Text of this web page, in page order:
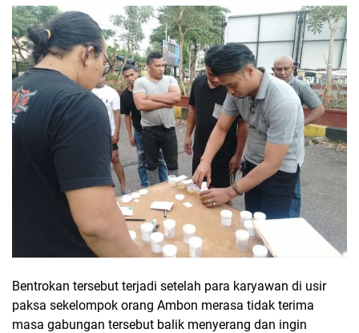
Bentrokan tersebut terjadi setelah para karyawan di usir
paksa sekelompok orang Ambon merasa tidak terima
masa gabungan tersebut balik menyerang dan ingin